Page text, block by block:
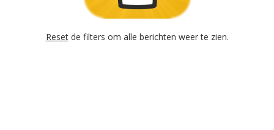
Resetde filters om alle berichten weer te zien.